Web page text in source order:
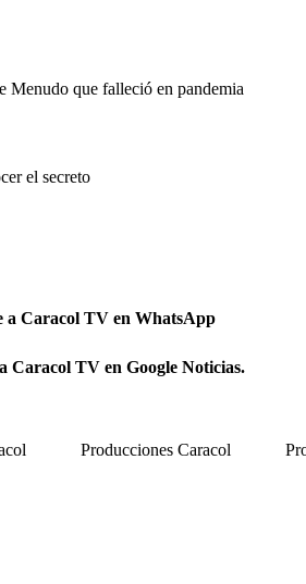
Menudo que falleció en pandemia
el secreto
a Caracol TV en WhatsApp
Caracol TV en Google Noticias.
Producciones Caracol